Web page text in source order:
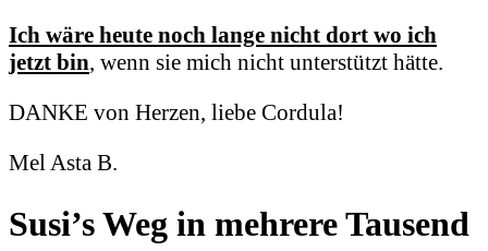
Ich wäre heute noch lange nicht dort wo ich
jetzt bin, wenn sie mich nicht unterstützt hätte.
DANKE von Herzen, liebe Cordula!
Mel Asta B.
Susi’s Weg in mehrere Tausend